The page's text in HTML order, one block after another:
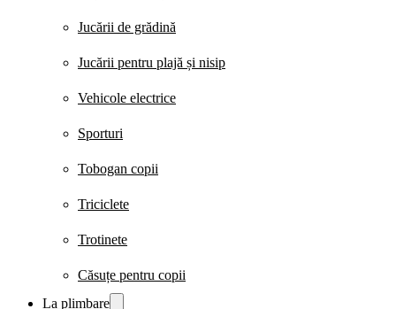
Jucării de grădină
Jucării pentru plajă și nisip
Vehicole electrice
Sporturi
Tobogan copii
Triciclete
Trotinete
Căsuțe pentru copii
La plimbare